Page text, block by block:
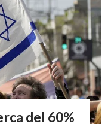
del 60%